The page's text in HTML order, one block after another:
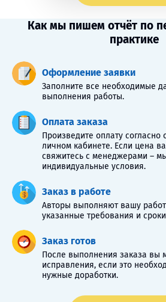
Как мы пишем отчёт по
практике
Оформление заявки
Заполните все необходимые
выполнения работы.
Оплата заказа
Произведите оплату согласно
личном кабинете. Если цена
свяжитесь с менеджерами –
индивидуальные условия.
Заказ в работе
Авторы выполняют вашу
указанные требования и
Заказ готов
После выполнения заказа вы
исправления, если это
нужные доработки.